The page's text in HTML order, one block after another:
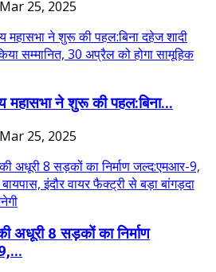
Mar 25, 2025
महासभा ने शुरू की पहल:बिना...
Mar 25, 2025
अधूरी 8 सड़कों का निर्माण